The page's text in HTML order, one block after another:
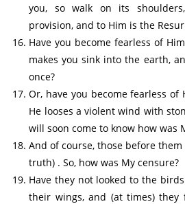
you, so walk on its
provision, and to Him is the
Have you become fearless of
makes you sink into the earth,
once?
Or, have you become fearless
He looses a violent wind with
will soon come to know how was
And of course, those before
truth) . So, how was My censure?
Have they not looked to the
their wings, and (at times) they